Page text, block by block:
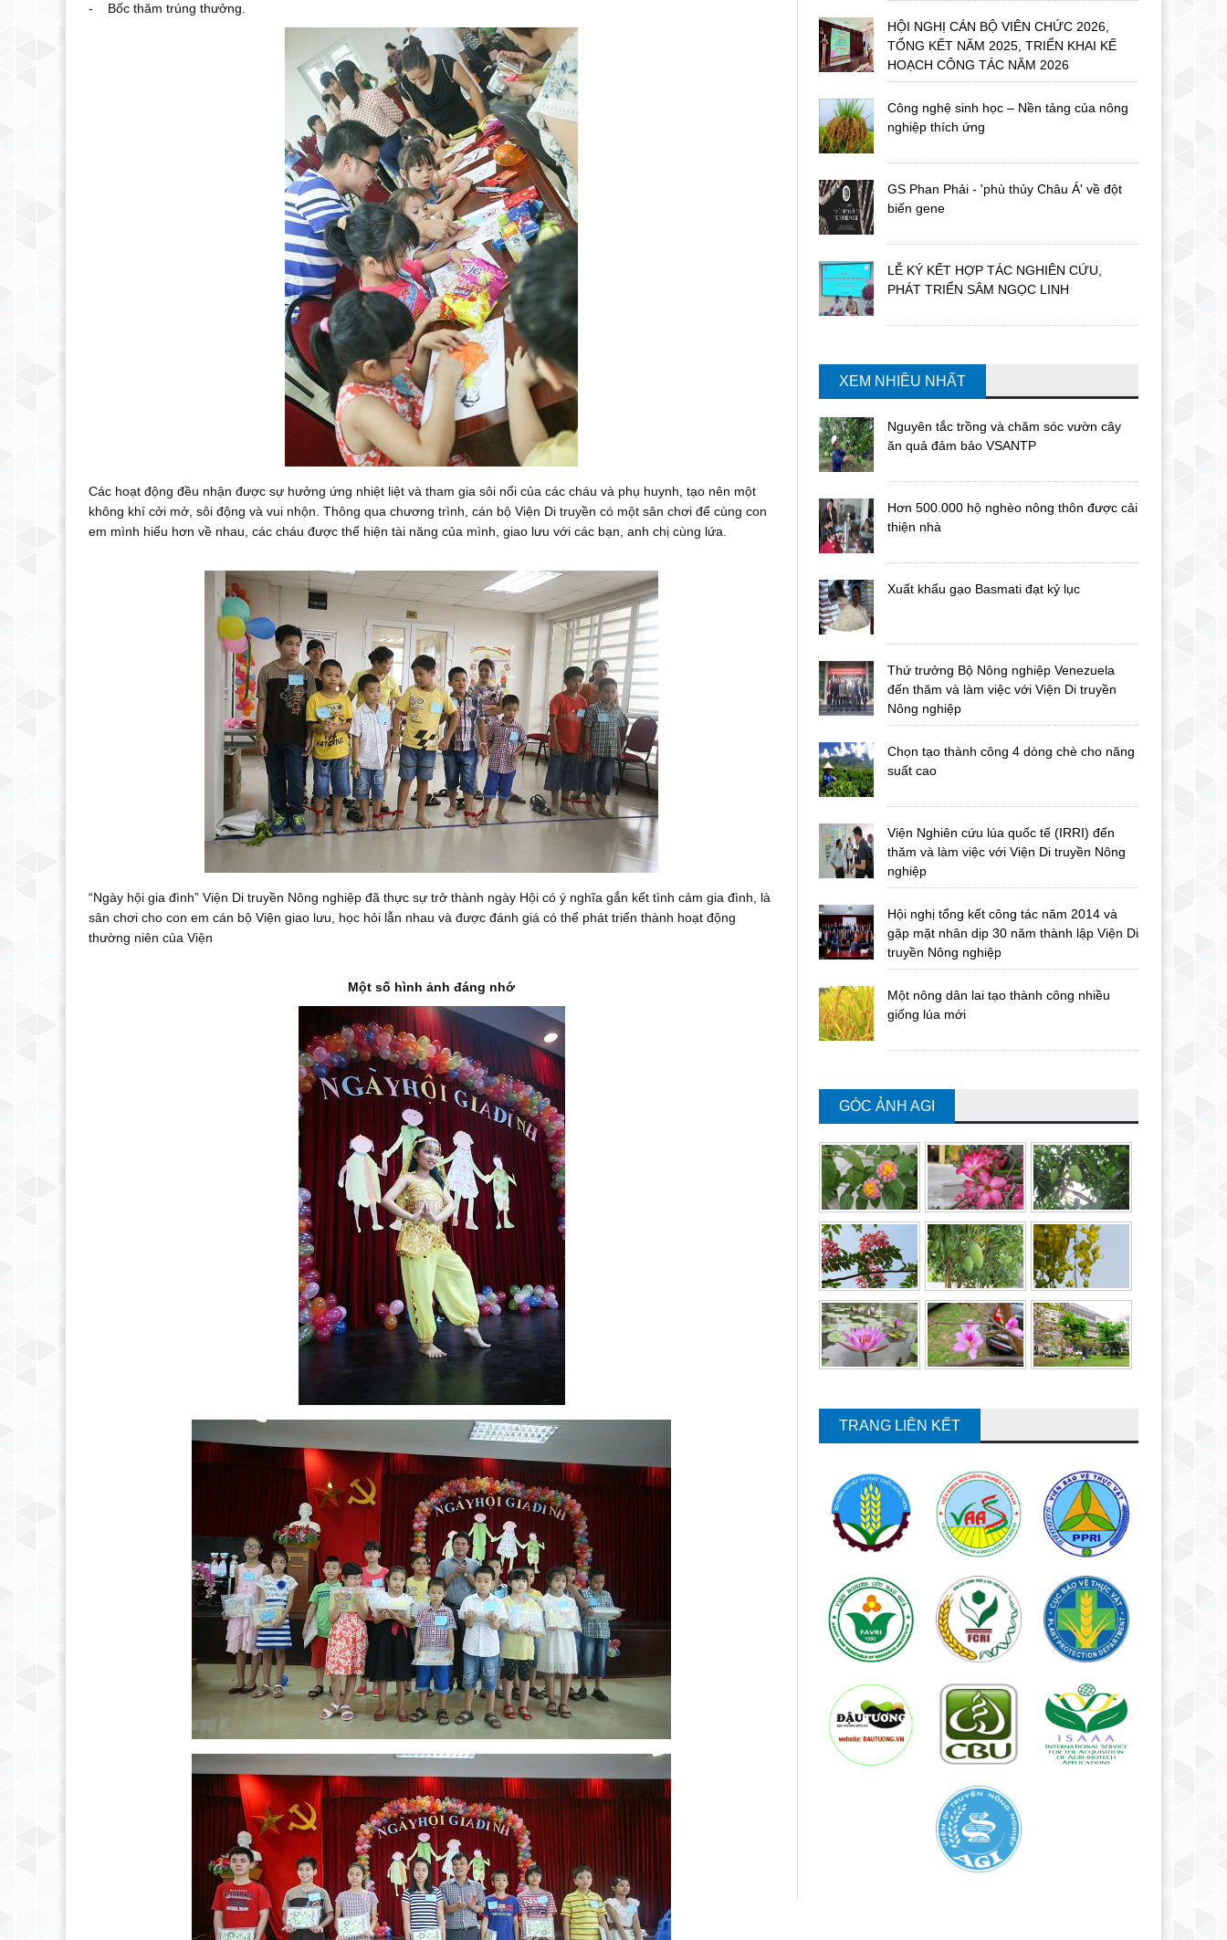
- Bốc thăm trúng thưởng.
Các hoạt động đều nhận được sự hưởng ứng nhiệt liệt và tham gia sôi nổi của các cháu và phụ huynh, tạo nên một
không khí cởi mở, sôi động và vui nhộn. Thông qua chương trình, cán bộ Viện Di truyền có một sân chơi để cùng con
em mình hiểu hơn về nhau, các cháu được thể hiện tài năng của mình, giao lưu với các bạn, anh chị cùng lứa.
“Ngày hội gia đình” Viện Di truyền Nông nghiệp đã thực sự trở thành ngày Hội có ý nghĩa gắn kết tình cảm gia đình, là
sân chơi cho con em cán bộ Viện giao lưu, học hỏi lẫn nhau và được đánh giá có thể phát triển thành hoạt động
thường niên của Viện
Một số hình ảnh đáng nhớ
HỘI NGHỊ CÁN BỘ VIÊN CHỨC 2026,
TỔNG KẾT NĂM 2025, TRIỂN KHAI KẾ
HOẠCH CÔNG TÁC NĂM 2026
Công nghệ sinh học – Nền tảng của nông
nghiệp thích ứng
GS Phan Phải - 'phù thủy Châu Á' về đột
biến gene
LỄ KÝ KẾT HỢP TÁC NGHIÊN CỨU,
PHÁT TRIỂN SÂM NGỌC LINH
XEM NHIỀU NHẤT
Nguyên tắc trồng và chăm sóc vườn cây
ăn quả đảm bảo VSANTP
Hơn 500.000 hộ nghèo nông thôn được cải
thiện nhà
Xuất khẩu gạo Basmati đạt kỷ lục
Thứ trưởng Bộ Nông nghiệp Venezuela
đến thăm và làm việc với Viện Di truyền
Nông nghiệp
Chọn tạo thành công 4 dòng chè cho năng
suất cao
Viện Nghiên cứu lúa quốc tế (IRRI) đến
thăm và làm việc với Viện Di truyền Nông
nghiệp
Hội nghị tổng kết công tác năm 2014 và
gặp mặt nhân dịp 30 năm thành lập Viện Di
truyền Nông nghiệp
Một nông dân lai tạo thành công nhiều
giống lúa mới
GÓC ẢNH AGI
TRANG LIÊN KẾT